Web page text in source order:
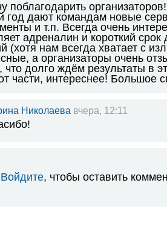
поблагодарить
год дают командам новые
и т.п. Всегда очень
адреналин и короткий
(хотя нам всегда хватает с
а организаторы очень
что долго ждём результаты в
части, интереснее! Большое
Николаева вчера, 12:11
Войдите, чтобы оставить